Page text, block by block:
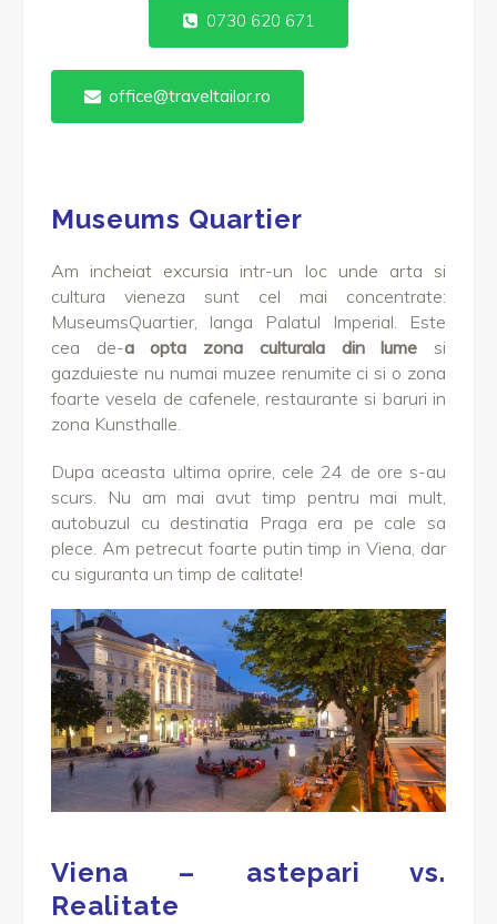
0730 620 671
office@traveltailor.ro
Museums Quartier
Am incheiat excursia intr-un loc unde arta si
cultura vieneza sunt cel mai concentrate:
MuseumsQuartier, langa Palatul Imperial. Este
cea de-a opta zona culturala din lume si
gazduieste nu numai muzee renumite ci si o zona
foarte vesela de cafenele, restaurante si baruri in
zona Kunsthalle.
Dupa aceasta ultima oprire, cele 24 de ore s-au
scurs. Nu am mai avut timp pentru mai mult,
autobuzul cu destinatia Praga era pe cale sa
plece. Am petrecut foarte putin timp in Viena, dar
cu siguranta un timp de calitate!
Viena – astepari vs.
Realitate